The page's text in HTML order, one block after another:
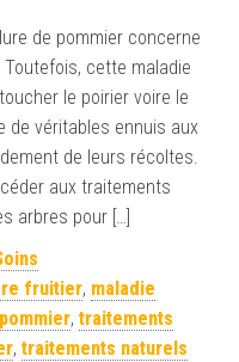
de pommier concerne
cette maladie
le poirier voire le
de véritables ennuis aux
de leurs récoltes.
aux traitements
arbres pour […]
fruitier, maladie
, traitements
, traitements naturels